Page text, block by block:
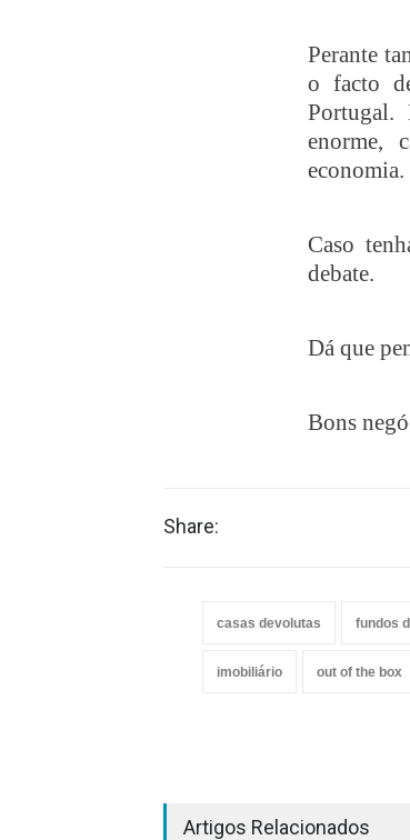
Perante
o facto
Portugal.
enorme,
economia.
Caso
debate.
Dá que
Bons
Share:
casas devolutas fundos
imobiliário out of the box
Artigos Relacionados